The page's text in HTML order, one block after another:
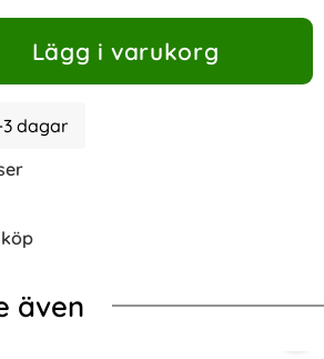
Lägg i varukorg
3 dagar
även